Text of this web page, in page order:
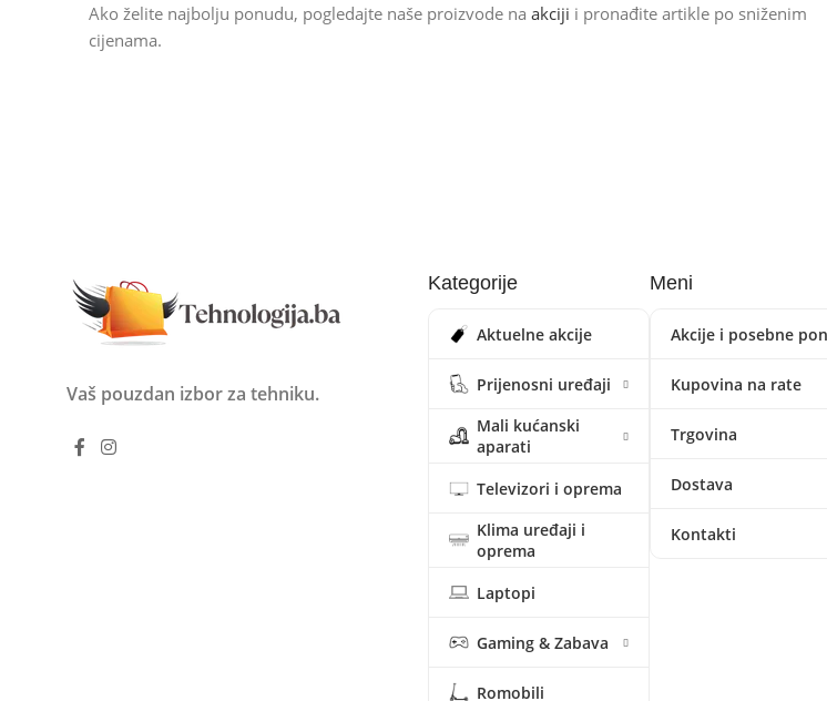
Ako želite najbolju ponudu, pogledajte naše proizvode na akciji i pronađite artikle po sniženim
cijenama.
Vaš pouzdan izbor za tehniku.
Kategorije
Aktuelne akcije
Prijenosni uređaji
Mali kućanski
aparati
Televizori i oprema
Klima uređaji i
oprema
Laptopi
Gaming & Zabava
Romobili
Meni
Akcije i posebne
Kupovina na rate
Trgovina
Dostava
Kontakti